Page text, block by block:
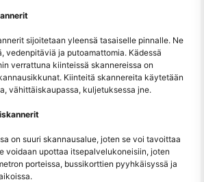
sijoitetaan yleensä tasaiselle pinnalle. Ne
vedenpitäviä ja putoamattomia. Kädessä
verrattuna kiinteissä skannereissa on
Kiinteitä skannereita käytetään
vähittäiskaupassa, kuljetuksessa jne.
on suuri skannausalue, joten se voi tavoittaa
voidaan upottaa itsepalvelukoneisiin, joten
porteissa, bussikorttien pyyhkäisyssä ja